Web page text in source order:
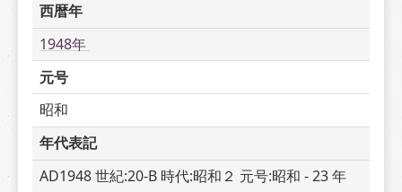
西暦年
1948年
元号
昭和
年代表記
AD1948 世紀:20-B 時代:昭和２ 元号:昭和 - 23 年